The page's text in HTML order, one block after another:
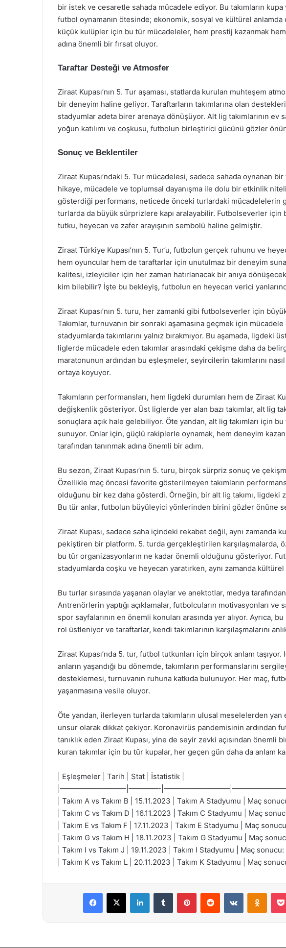
bir istek ve cesaretle sahada mücadele ediyor. Bu takımların
futbol oynamanın ötesinde; ekonomik, sosyal ve kültürel anlamda
küçük kulüpler için bu tür mücadeleler, hem prestij kazanmak
adına önemli bir fırsat oluyor.
Taraftar Desteği ve Atmosfer
Ziraat Kupası’nın 5. Tur aşaması, statlarda kurulan muhteşem
bir deneyim haline geliyor. Taraftarların takımlarına olan
stadyumlar adeta birer arenaya dönüşüyor. Alt lig takımlarının ev
yoğun katılımı ve coşkusu, futbolun birleştirici gücünü gözler
Sonuç ve Beklentiler
Ziraat Kupası’ndaki 5. Tur mücadelesi, sadece sahada oynanan
hikaye, mücadele ve toplumsal dayanışma ile dolu bir etkinlik
gösterdiği performans, neticede önceki turlardaki mücadelelerin
turlarda da büyük sürprizlere kapı aralayabilir. Futbolseverler için
tutku, heyecan ve zafer arayışının sembolü haline gelmiştir.
Ziraat Türkiye Kupası’nın 5. Tur’u, futbolun gerçek ruhunu ve
hem oyuncular hem de taraftarlar için unutulmaz bir deneyim
kalitesi, izleyiciler için her zaman hatırlanacak bir anıya
kim bilebilir? İşte bu bekleyiş, futbolun en heyecan verici
Ziraat Kupası’nın 5. turu, her zamanki gibi futbolseverler için
Takımlar, turnuvanın bir sonraki aşamasına geçmek için
stadyumlarda takımlarını yalnız bırakmıyor. Bu aşamada, ligdeki
liglerde mücadele eden takımlar arasındaki çekişme daha da
maratonunun ardından bu eşleşmeler, seyircilerin takımlarını
ortaya koyuyor.
Takımların performansları, hem ligdeki durumları hem de Ziraat
değişkenlik gösteriyor. Üst liglerde yer alan bazı takımlar, alt lig
sonuçlara açık hale gelebiliyor. Öte yandan, alt lig takımları için
sunuyor. Onlar için, güçlü rakiplerle oynamak, hem deneyim
tarafından tanınmak adına önemli bir adım.
Bu sezon, Ziraat Kupası’nın 5. turu, birçok sürpriz sonuç ve
Özellikle maç öncesi favorite gösterilmeyen takımların
olduğunu bir kez daha gösterdi. Örneğin, bir alt lig takımı,
Bu tür anlar, futbolun büyüleyici yönlerinden birini gözler önüne
Ziraat Kupası, sadece saha içindeki rekabet değil, aynı zamanda
pekiştiren bir platform. 5. turda gerçekleştirilen karşılaşmalarda,
bu tür organizasyonların ne kadar önemli olduğunu gösteriyor.
stadyumlarda coşku ve heyecan yaratırken, aynı zamanda
Bu turlar sırasında yaşanan olaylar ve anektotlar, medya
Antrenörlerin yaptığı açıklamalar, futbolcuların motivasyonları
spor sayfalarının en önemli konuları arasında yer alıyor. Ayrıca,
rol üstleniyor ve taraftarlar, kendi takımlarının karşılaşmalarını
Ziraat Kupası’nda 5. tur, futbol tutkunları için birçok anlam
anların yaşandığı bu dönemde, takımların performanslarını
desteklemesi, turnuvanın ruhuna katkıda bulunuyor. Her maç,
yaşanmasına vesile oluyor.
Öte yandan, ilerleyen turlarda takımların ulusal meselelerden
unsur olarak dikkat çekiyor. Koronavirüs pandemisinin ardından
tanıklık eden Ziraat Kupası, yine de seyir zevki açısından önemli
kuran takımlar için bu tür kupalar, her geçen gün daha da anlam
| Eşleşmeler | Tarih | Stat | İstatistik |
|—————————|————-
| Takım A vs Takım B | 15.11.2023 | Takım A Stadyumu | Maç
| Takım C vs Takım D | 16.11.2023 | Takım C Stadyumu | Maç
| Takım E vs Takım F | 17.11.2023 | Takım E Stadyumu | Maç
| Takım G vs Takım H | 18.11.2023 | Takım G Stadyumu | Maç
| Takım I vs Takım J | 19.11.2023 | Takım I Stadyumu | Maç sonucu:
| Takım K vs Takım L | 20.11.2023 | Takım K Stadyumu | Maç
Facebook
X LinkedInTumblr PinterestReddit VKontakte